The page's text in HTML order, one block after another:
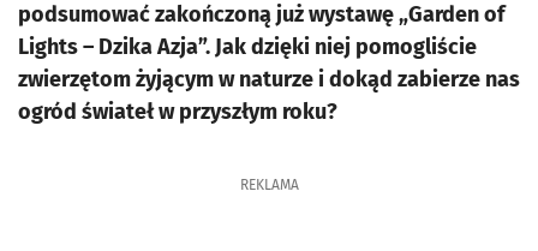
podsumować zakończoną już wystawę „Garden of
Lights – Dzika Azja”. Jak dzięki niej pomogliście
zwierzętom żyjącym w naturze i dokąd zabierze nas
ogród świateł w przyszłym roku?
REKLAMA